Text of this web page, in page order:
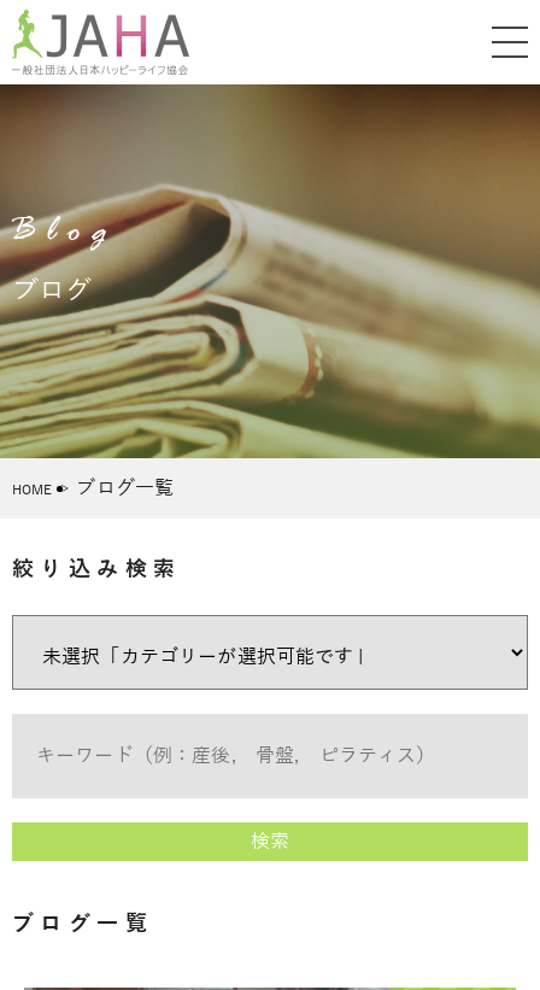
Blog
ブログ
HOME ブログ一覧
絞り込み検索
検索
ブログ一覧